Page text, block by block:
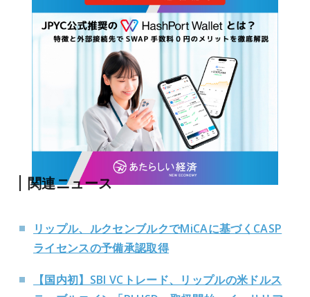
関連ニュース
リップル、ルクセンブルクでMiCAに基づくCASP
ライセンスの予備承認取得
【国内初】SBI VCトレード、リップルの米ドルス